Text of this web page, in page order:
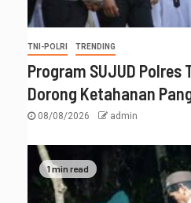
TNI-POLRI TRENDING
Program SUJUD Polres
Dorong Ketahanan
08/08/2026 admin
1 min read